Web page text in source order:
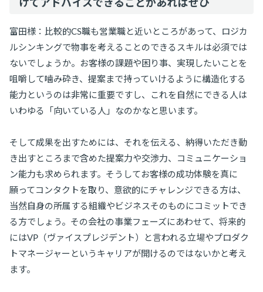
富田様：比較的CS職も営業職と近いところがあって、ロジカ
ルシンキングで物事を考えることのできるスキルは必須では
ないでしょうか。お客様の課題や困り事、実現したいことを
咀嚼して噛み砕き、提案まで持っていけるように構造化する
能力というのは非常に重要ですし、これを自然にできる人は
いわゆる「向いている人」なのかなと思います。
そして成果を出すためには、それを伝える、納得いただき動
き出すところまで含めた提案力や交渉力、コミュニケーショ
ン能力も求められます。そうしてお客様の成功体験を真に
願ってコンタクトを取り、意欲的にチャレンジできる方は、
当然自身の所属する組織やビジネスそのものにコミットでき
る方でしょう。その会社の事業フェーズにあわせて、将来的
にはVP（ヴァイスプレジデント）と言われる立場やプロダク
トマネージャーというキャリアが開けるのではないかと考え
ます。